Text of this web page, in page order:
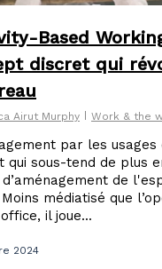
Based
discret qui
Airut Murphy Work & the
par les usages
qui sous-tend de plus
de
médiatisé que
il joue...
2024